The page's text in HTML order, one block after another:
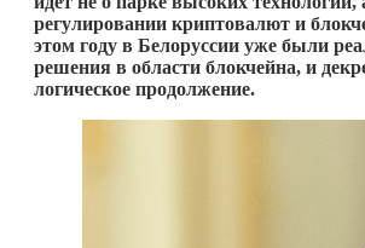
регулировании криптовалют и
этом году в Белоруссии уже были
решения в области блокчейна, и
логическое продолжение.